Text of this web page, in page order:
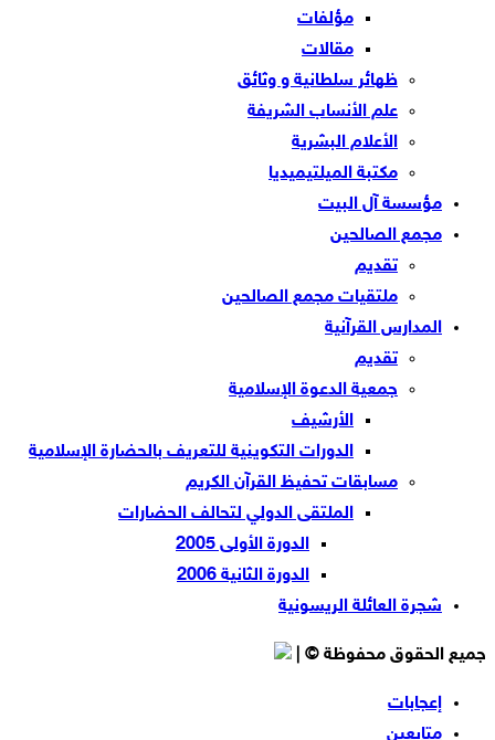
مؤلفات
مقالات
ظهائر سلطانية و وثائق
علم الأنساب الشريفة
الأعلام البشرية
مكتبة الميلتيميديا
مؤسسة آل البيت
مجمع الصالحين
تقديم
ملتقيات مجمع الصالحين
المدارس القرآنية
تقديم
جمعية الدعوة الإسلامية
الأرشيف
الدورات التكوينية للتعريف بالحضارة الإسلامية
مسابقات تحفيظ القرآن الكريم
الملتقى الدولي لتحالف الحضارات
الدورة الأولى 2005
الدورة الثانية 2006
شجرة العائلة الريسونية
جميع الحقوق محفوظة © |
إعجابات
متابعين